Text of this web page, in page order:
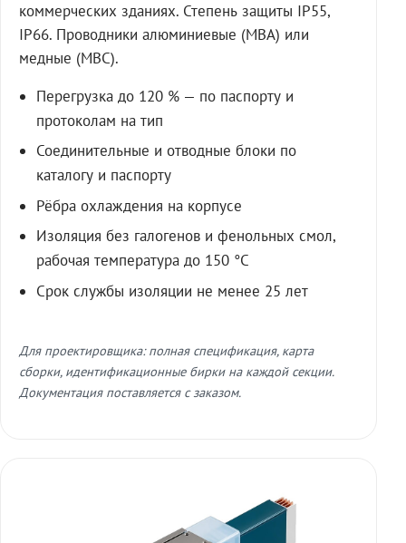
коммерческих зданиях. Степень защиты IP55,
IP66. Проводники алюминиевые (МВА) или
медные (МВС).
Перегрузка до 120 % — по паспорту и
протоколам на тип
Соединительные и отводные блоки по
каталогу и паспорту
Рёбра охлаждения на корпусе
Изоляция без галогенов и фенольных смол,
рабочая температура до 150 °C
Срок службы изоляции не менее 25 лет
Для проектировщика: полная спецификация, карта
сборки, идентификационные бирки на каждой секции.
Документация поставляется с заказом.